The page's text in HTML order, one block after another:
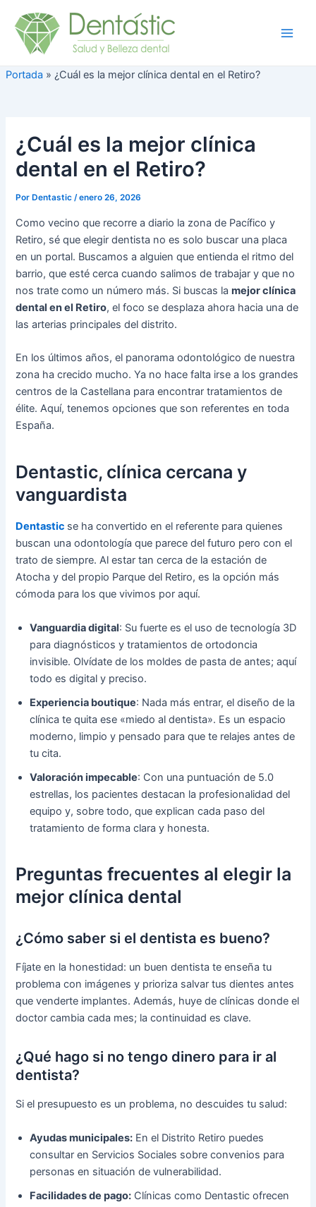
contenido
Portada » ¿Cuál es la mejor clínica dental en el Retiro?
¿Cuál es la mejor clínica
dental en el Retiro?
Por Dentastic/enero 26, 2026
Como vecino que recorre a diario la zona de Pacífico y
Retiro, sé que elegir dentista no es solo buscar una placa
en un portal. Buscamos a alguien que entienda el ritmo del
barrio, que esté cerca cuando salimos de trabajar y que no
nos trate como un número más. Si buscas lamejor clínica
dental en el Retiro, el foco se desplaza ahora hacia una de
las arterias principales del distrito.
En los últimos años, el panorama odontológico de nuestra
zona ha crecido mucho. Ya no hace falta irse a los grandes
centros de la Castellana para encontrar tratamientos de
élite. Aquí, tenemos opciones que son referentes en toda
España.
Dentastic, clínica cercana y
vanguardista
Dentastic se ha convertido en el referente para quienes
buscan una odontología que parece del futuro pero con el
trato de siempre. Al estar tan cerca de la estación de
Atocha y del propio Parque del Retiro, es la opción más
cómoda para los que vivimos por aquí.
Vanguardia digital: Su fuerte es el uso de tecnología 3D
para diagnósticos y tratamientos de ortodoncia
invisible. Olvídate de los moldes de pasta de antes; aquí
todo es digital y preciso.
Experiencia boutique: Nada más entrar, el diseño de la
clínica te quita ese «miedo al dentista». Es un espacio
moderno, limpio y pensado para que te relajes antes de
tu cita.
Valoración impecable: Con una puntuación de 5.0
estrellas, los pacientes destacan la profesionalidad del
equipo y, sobre todo, que explican cada paso del
tratamiento de forma clara y honesta.
Preguntas frecuentes al elegir la
mejor clínica dental
¿Cómo saber si el dentista es bueno?
Fíjate en la honestidad: un buen dentista te enseña tu
problema con imágenes y prioriza salvar tus dientes antes
que venderte implantes. Además, huye de clínicas donde el
doctor cambia cada mes; la continuidad es clave.
¿Qué hago si no tengo dinero para ir al
dentista?
Si el presupuesto es un problema, no descuides tu salud:
Ayudas municipales: En el Distrito Retiro puedes
consultar en Servicios Sociales sobre convenios para
personas en situación de vulnerabilidad.
Facilidades de pago: Clínicas como Dentastic ofrecen
de
entradas